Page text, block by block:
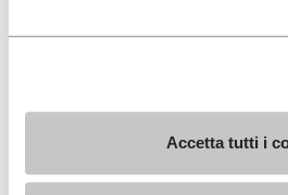
Accetta tutti i
Ich habe die